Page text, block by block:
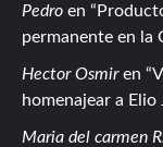
Pedro en
permanente en
Hector Osmiren
homenajear a Elio
Maria del carmen